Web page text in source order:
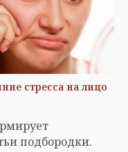
стресса на лицо
подбородки.